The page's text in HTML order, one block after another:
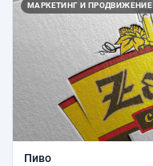
МАРКЕТИНГ И ПРОДВИЖЕНИЕ
Пиво